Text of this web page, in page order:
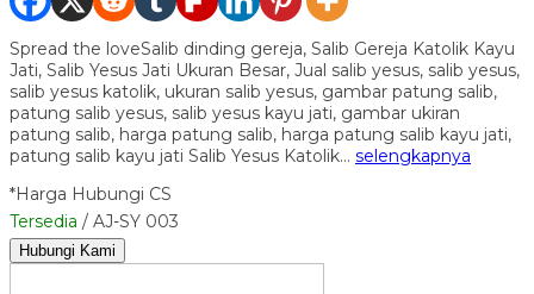
Spread the loveSalib dinding gereja, Salib Gereja Katolik Kayu
Jati, Salib Yesus Jati Ukuran Besar, Jual salib yesus, salib yesus,
salib yesus katolik, ukuran salib yesus, gambar patung salib,
patung salib yesus, salib yesus kayu jati, gambar ukiran
patung salib, harga patung salib, harga patung salib kayu jati,
patung salib kayu jati Salib Yesus Katolik… selengkapnya
*Harga Hubungi CS
Tersedia / AJ-SY 003
Hubungi Kami